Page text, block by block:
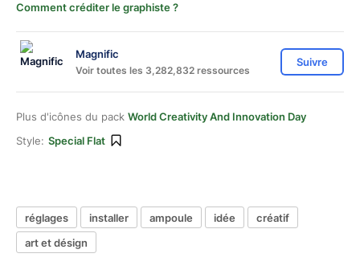
Comment créditer le graphiste ?
Magnific
Voir toutes les 3,282,832 ressources
Suivre
Plus d'icônes du pack World Creativity And Innovation Day
Style: Special Flat
réglages installer ampoule idée
créatif
art et désign